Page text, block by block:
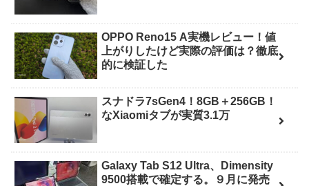
OPPO Reno15 A実機レビュー！値
上がりしたけど実際の評価は？徹底
的に検証した
スナドラ7sGen4！8GB＋256GB！
なXiaomiタブが実質3.1万
Galaxy Tab S12 Ultra、Dimensity
9500搭載で確定する。９月に発売